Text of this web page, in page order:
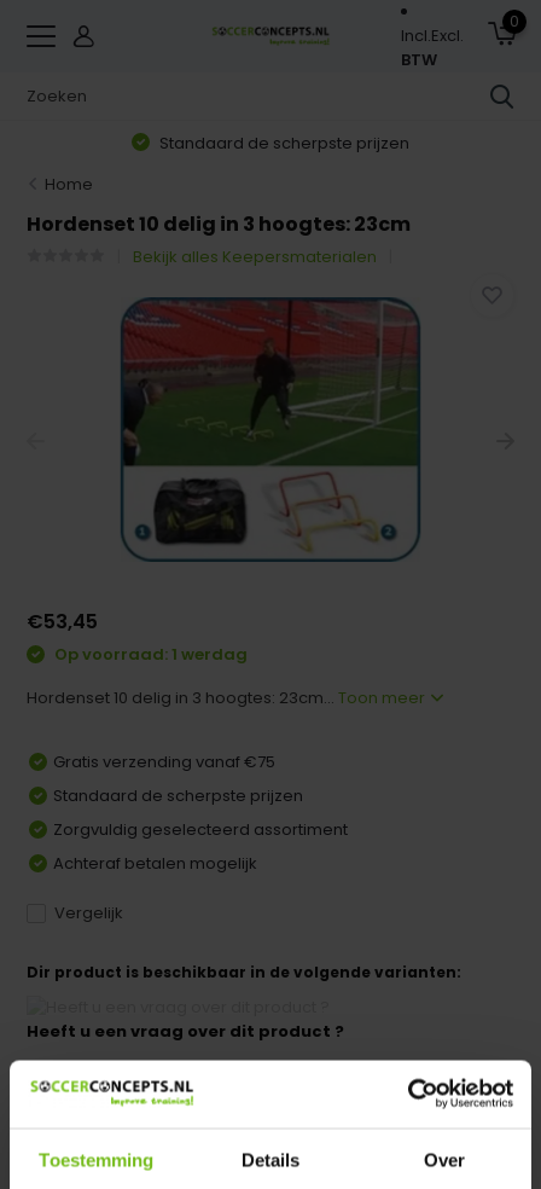
Toestemming Details Over
Incl.Excl.
BTW
0
Standaard de scherpste prijzen
Home
Hordenset 10 delig in 3 hoogtes: 23cm
Bekijk alles Keepersmaterialen
€53,45
Op voorraad: 1 werdag
Hordenset 10 delig in 3 hoogtes: 23cm...Toon meer
Gratis verzending vanaf €75
Standaard de scherpste prijzen
Zorgvuldig geselecteerd assortiment
Achteraf betalen mogelijk
Vergelijk
Dir product is beschikbaar in de volgende varianten:
Heeft u een vraag over dit product ?
We helpen u graag met meer informatie
Verstuur email